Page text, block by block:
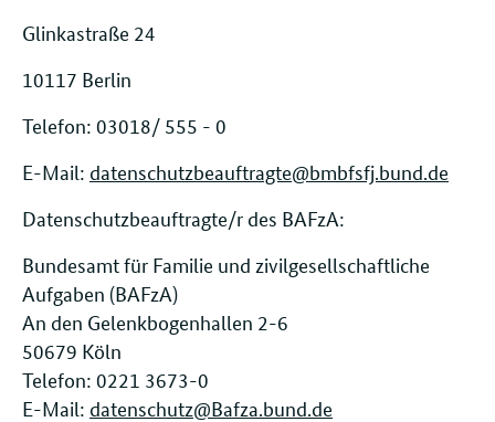
Glinkastraße 24
10117 Berlin
Telefon: 03018/ 555 - 0
E-Mail: datenschutzbeauftragte@bmbfsfj.bund.de
Datenschutzbeauftragte/r des BAFzA:
Bundesamt für Familie und zivilgesellschaftliche
Aufgaben (BAFzA)
An den Gelenkbogenhallen 2-6
50679 Köln
Telefon: 0221 3673-0
E-Mail: datenschutz@Bafza.bund.de